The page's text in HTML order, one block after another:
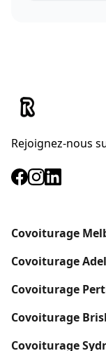
Rejoignez-nous
Covoiturage
Covoiturage
Covoiturage
Covoiturage
Covoiturage